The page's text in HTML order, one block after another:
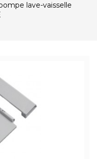
lave-vaisselle